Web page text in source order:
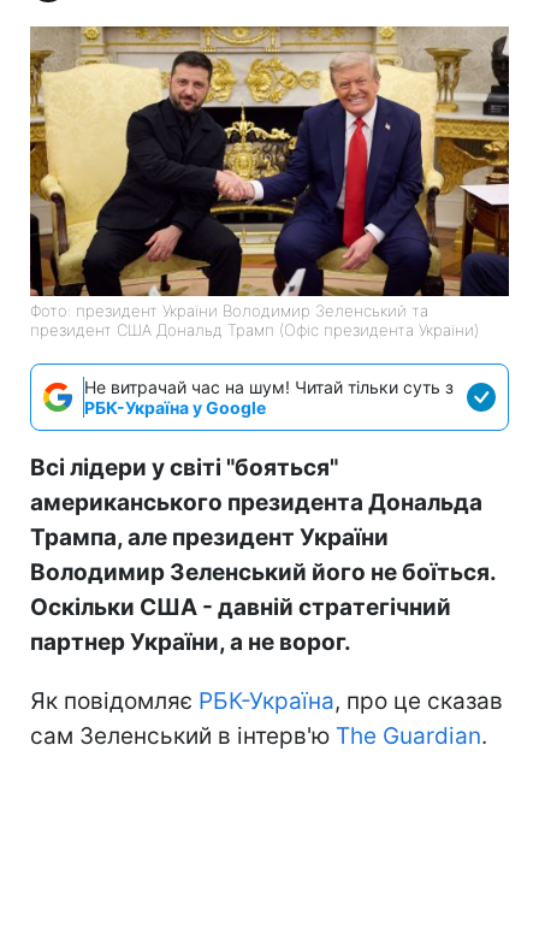
Фото: президент України Володимир Зеленський та
президент США Дональд Трамп (Офіс президента України)
Не витрачай час на шум! Читай тільки суть з
РБК-Україна у Google
Всі лідери у світі "бояться"
американського президента Дональда
Трампа, але президент України
Володимир Зеленський його не боїться.
Оскільки США - давній стратегічний
партнер України, а не ворог.
Як повідомляє РБК-Україна, про це сказав
сам Зеленський в інтерв'ю The Guardian.